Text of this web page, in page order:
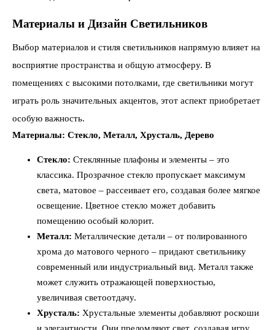
Материалы и Дизайн Светильников
Выбор материалов и стиля светильников напрямую влияет на
восприятие пространства и общую атмосферу. В
помещениях с высокими потолками, где светильники могут
играть роль значительных акцентов, этот аспект приобретает
особую важность.
Материалы: Стекло, Металл, Хрусталь, Дерево
Стекло: Стеклянные плафоны и элементы – это
классика. Прозрачное стекло пропускает максимум
света, матовое – рассеивает его, создавая более мягкое
освещение. Цветное стекло может добавить
помещению особый колорит.
Металл: Металлические детали – от полированного
хрома до матового черного – придают светильнику
современный или индустриальный вид. Металл также
может служить отражающей поверхностью,
увеличивая светоотдачу.
Хрусталь: Хрустальные элементы добавляют роскоши